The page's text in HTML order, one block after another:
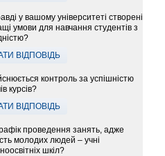
у вашому університеті створені
умови для навчання студентів з
ВІДПОВІДЬ
контроль за успішністю
курсів?
ВІДПОВІДЬ
проведення занять, адже
молодих людей – учні
шкіл?